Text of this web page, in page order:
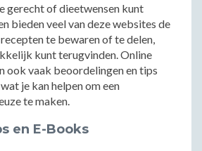
gerecht of dieetwensen kunt
bieden veel van deze websites de
te bewaren of te delen,
kunt terugvinden. Online
ook vaak beoordelingen en tips
je kan helpen om een
te maken.
en E-Books